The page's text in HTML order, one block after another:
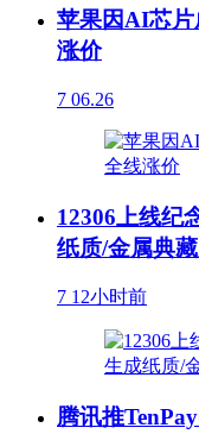
苹果因AI芯片
涨价
7 06.26
12306上线纪
纸质/金属典
7 12小时前
腾讯推